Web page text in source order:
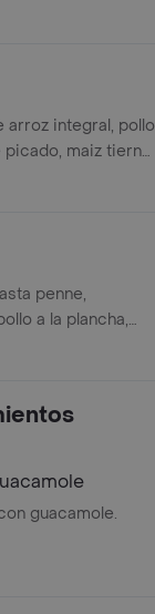
rostizado y
arroz integral, pollo
maiz tierno,
y cilantro.
penne,
a la plancha,
y queso feta.
guacamole.